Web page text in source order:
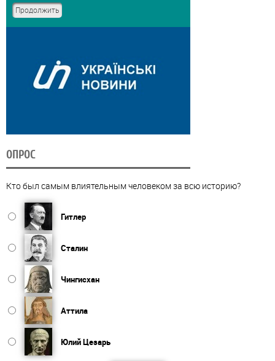
ОПРОС
Кто был самым влиятельным человеком за всю историю?
Гитлер
Сталин
Чингисхан
Аттила
Юлий Цезарь